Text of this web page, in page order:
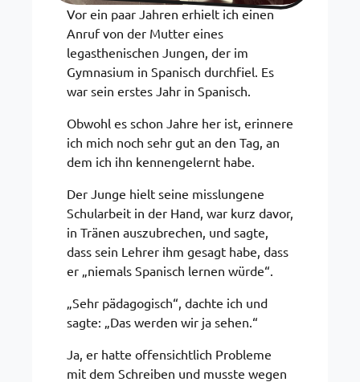
Vor ein paar Jahren erhielt ich einen
Anruf von der Mutter eines
legasthenischen Jungen, der im
Gymnasium in Spanisch durchfiel. Es
war sein erstes Jahr in Spanisch.
Obwohl es schon Jahre her ist, erinnere
ich mich noch sehr gut an den Tag, an
dem ich ihn kennengelernt habe.
Der Junge hielt seine misslungene
Schularbeit in der Hand, war kurz davor,
in Tränen auszubrechen, und sagte,
dass sein Lehrer ihm gesagt habe, dass
er „niemals Spanisch lernen würde“.
„Sehr pädagogisch“, dachte ich und
sagte: „Das werden wir ja sehen.“
Ja, er hatte offensichtlich Probleme
mit dem Schreiben und musste wegen